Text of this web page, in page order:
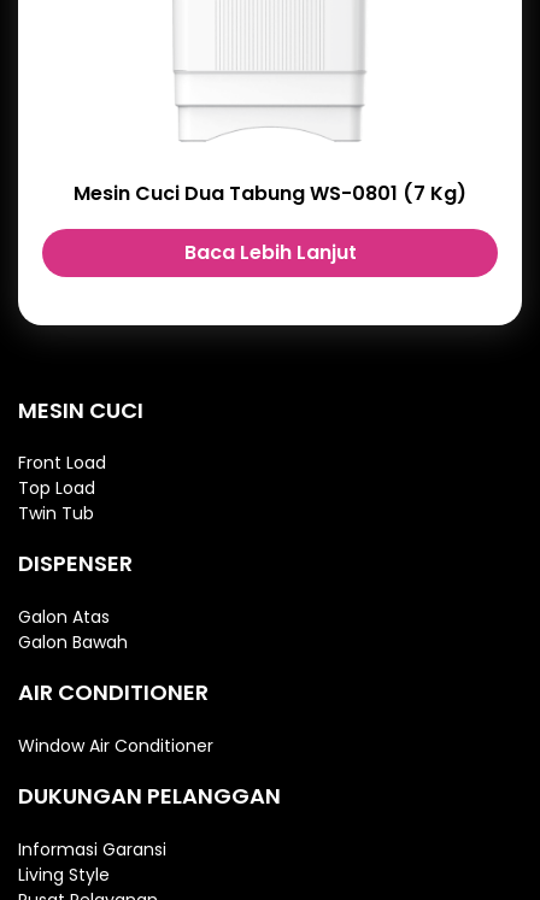
Mesin Cuci Dua Tabung WS-0801 (7 Kg)
Baca Lebih Lanjut
MESIN CUCI
Front Load
Top Load
Twin Tub
DISPENSER
Galon Atas
Galon Bawah
AIR CONDITIONER
Window Air Conditioner
DUKUNGAN PELANGGAN
Informasi Garansi
Living Style